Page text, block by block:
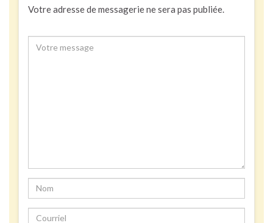
Votre adresse de messagerie ne sera pas publiée.